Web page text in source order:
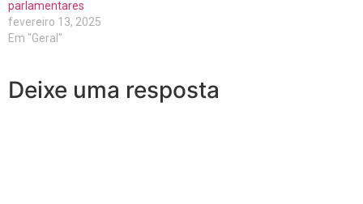
parlamentares
fevereiro 13, 2025
Em "Geral"
Deixe uma resposta